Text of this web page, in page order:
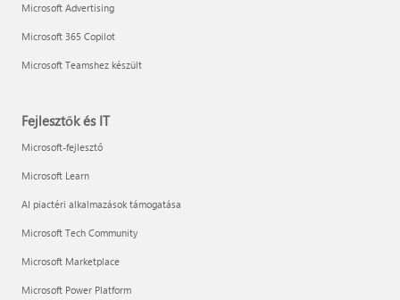
Microsoft Advertising
Microsoft 365 Copilot
Microsoft Teamshez készült
Fejlesztők és IT
Microsoft-fejlesztő
Microsoft Learn
AI piactéri alkalmazások támogatása
Microsoft Tech Community
Microsoft Marketplace
Microsoft Power Platform